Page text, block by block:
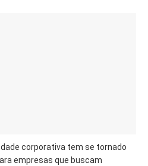
corporativa tem se tornado
empresas que buscam